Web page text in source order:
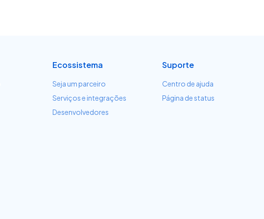
Ecossistema
Seja um parceiro
Serviços e integrações
Desenvolvedores
Suporte
Centro de ajuda
Página de status